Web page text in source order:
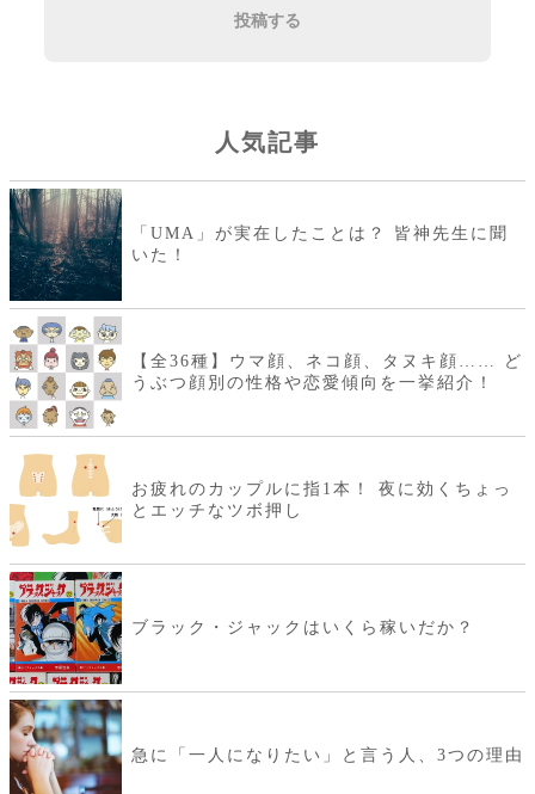
投稿する
人気記事
「UMA」が実在したことは？ 皆神先生に聞
いた！
【全36種】ウマ顔、ネコ顔、タヌキ顔…… ど
うぶつ顔別の性格や恋愛傾向を一挙紹介！
お疲れのカップルに指1本！ 夜に効くちょっ
とエッチなツボ押し
ブラック・ジャックはいくら稼いだか？
急に「一人になりたい」と言う人、3つの理由